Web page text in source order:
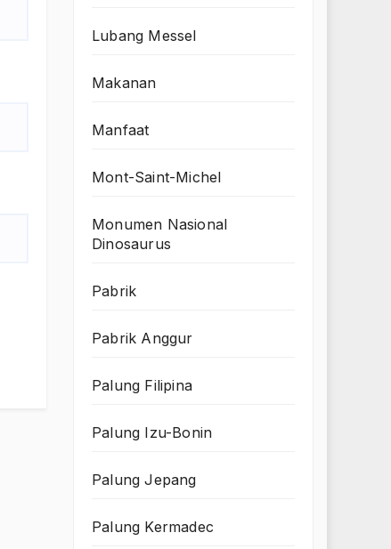
Lubang Messel
Makanan
Manfaat
Mont-Saint-Michel
Monumen Nasional
Dinosaurus
Pabrik
Pabrik Anggur
Palung Filipina
Palung Izu-Bonin
Palung Jepang
Palung Kermadec